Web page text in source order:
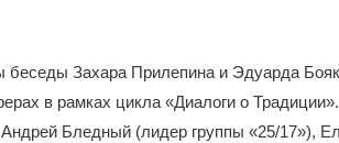
беседы Захара Прилепина и Эдуарда
в рамках цикла «Диалоги о
Бледный (лидер группы «25/17»),